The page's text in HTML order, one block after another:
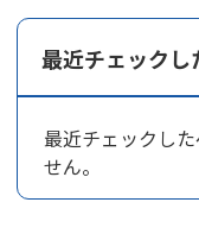
最近チェックし
最近チェックし
せん。